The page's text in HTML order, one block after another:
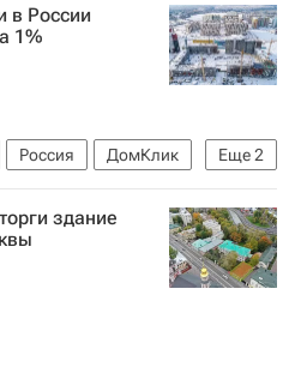
в России
1%
Еще2
Россия
ДомКлик
здание